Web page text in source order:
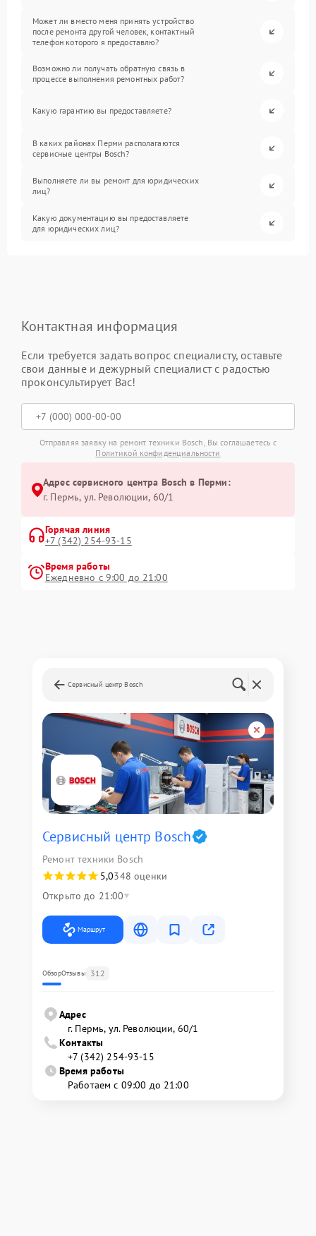
Может ли вместо меня принять устройство
после ремонта другой человек, контактный
телефон которого я предоставлю?
Возможно ли получать обратную связь в
процессе выполнения ремонтных работ?
Какую гарантию вы предоставляете?
В каких районах Перми располагаются
сервисные центры Bosch?
Выполняете ли вы ремонт для юридических
лиц?
Какую документацию вы предоставляете
для юридических лиц?
Контактная информация
Если требуется задать вопрос специалисту, оставьте
свои данные и дежурный специалист с радостью
проконсультирует Вас!
Отправляя заявку на ремонт техники Bosch, Вы соглашаетесь с
Политикой конфиденциальности
Адрес сервисного центра Bosch в Перми:
г. Пермь, ул. ​Революции, 60/1
Горячая линия
+7 (342) 254-93-15
Время работы
Ежедневно с 9:00 до 21:00
Сервисный центр Bosch
Сервисный центр Bosch
Ремонт техники Bosch
5,0348 оценки
Открыто до 21:00
Маршрут
ОбзорОтзывы 312
Адрес
г. Пермь, ул. ​Революции, 60/1
Контакты
+7 (342) 254-93-15
Время работы
Работаем с 09:00 до 21:00